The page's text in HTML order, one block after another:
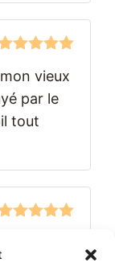
vieux
par le
tout